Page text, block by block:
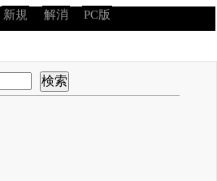
新規 解消 PC版